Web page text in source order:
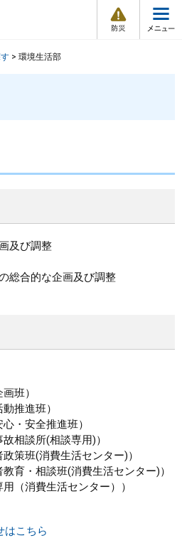
メ
> 環境生活部
及び調整
総合的な企画及び調整
画班
動推進班
心・安全推進班
故相談所(相談専用)
政策班(消費生活センター)
教育・相談班(消費生活センター)
（消費生活センター）
はこちら